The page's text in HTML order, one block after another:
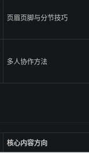
页眉页脚与分节技巧
多人协作方法
核心内容方向